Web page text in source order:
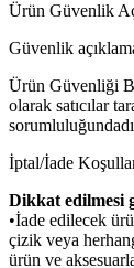
Ürün Güvenlik
Güvenlik
Ürün Güvenliği
olarak satıcılar
İptal/İade
Dikkat edilmesi
•İade edilecek
çizik veya
ürün ve